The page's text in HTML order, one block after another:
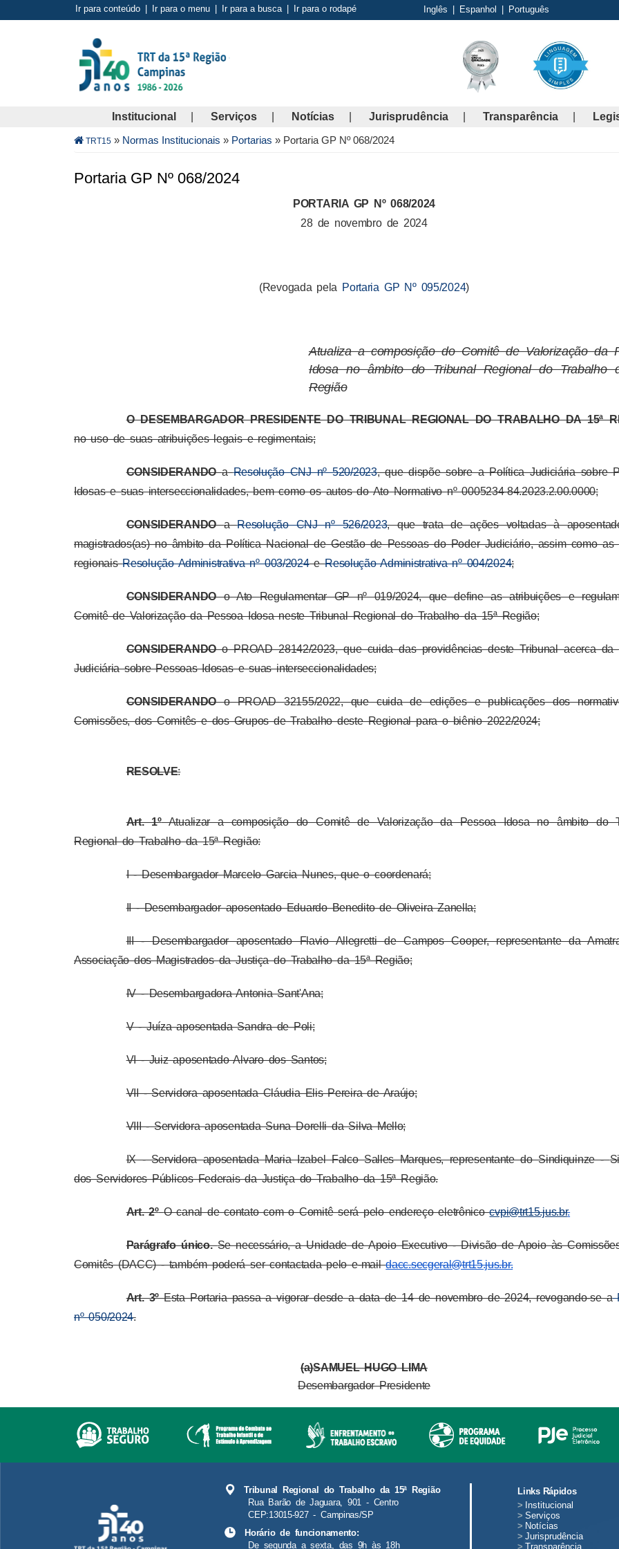
Ir para conteúdo Ir para o menu Ir para a busca Ir para o rodapé Inglês Espanhol Português
Institucional Serviços Notícias Jurisprudência Transparência
Trilha
navegação
TRT15 » Normas Institucionais » Portarias » Portaria GP Nº 068/2024
Portaria GP Nº 068/2024
PORTARIA GP Nº 068/2024
28 de novembro de 2024
(Revogada pela Portaria GP Nº 095/2024)
Atualiza a composição doComitê de Valorização da
Idosa no âmbito do Tribunal Regional do Trabalho
Região
O DESEMBARGADOR PRESIDENTE DO TRIBUNAL REGIONAL DO TRABALHO DA 15ª
no uso de suas atribuições legais e regimentais;
CONSIDERANDOa Resolução CNJ nº 520/2023, que dispõe sobre a Política Judiciária sobre
Idosas e suas interseccionalidades, bem como os autos do Ato Normativo nº 0005234-84.2023.2.00.0000;
CONSIDERANDOaResolução CNJ nº 526/2023, que trata de ações voltadas à
magistrados(as) no âmbito da Política Nacional de Gestão de Pessoas do Poder Judiciário, assim como as
regionaisResolução Administrativa nº 003/2024eResolução Administrativa nº 004/2024;
CONSIDERANDOo Ato Regulamentar GP nº 019/2024, que define asatribuições e
Comitê de Valorização da Pessoa Idosa neste Tribunal Regional do Trabalho da 15ª Região;
CONSIDERANDOo PROAD 28142/2023, que cuida das providências deste Tribunal acerca da
Judiciária sobre Pessoas Idosas e suas interseccionalidades;
CONSIDERANDOo PROAD 32155/2022, que cuida de edições e publicações dos
Comissões, dos Comitês e dos Grupos de Trabalho deste Regional para o biênio 2022/2024;
RESOLVE:
Art. 1ºAtualizar a composição doComitê de Valorização da Pessoa Idosa no âmbito do
Regional do Trabalho da 15ª Região:
I - Desembargador Marcelo Garcia Nunes, que o coordenará;
II - Desembargador aposentado Eduardo Benedito de Oliveira Zanella;
III - Desembargador aposentado Flavio Allegretti de Campos Cooper, representante da
Associação dos Magistrados da Justiça do Trabalho da 15ª Região;
IV -Desembargadora Antonia Sant'Ana;
V - Juíza aposentada Sandra de Poli;
VI - Juiz aposentado Alvaro dos Santos;
VII - Servidora aposentada Cláudia Elis Pereira de Araújo;
VIII - Servidora aposentada Suna Dorelli da Silva Mello;
IX - Servidora aposentada Maria Izabel Falco Salles Marques, representante do Sindiquinze -
dos Servidores Públicos Federais da Justiça do Trabalho da 15ª Região.
Art. 2º O canal de contato com o Comitê será pelo endereço eletrônicocvpi@trt15.jus.br.
Parágrafo único.Se necessário, a Unidade de Apoio Executivo - Divisão de Apoio às
Comitês (DACC) - também poderá ser contactada pelo e-maildacc.secgeral@trt15.jus.br.
Art. 3ºEsta Portaria passa a vigorar desde a data de 14 de novembro de 2024, revogando-se a
nº 050/2024.
(a)SAMUEL HUGO LIMA
Desembargador Presidente
Tribunal Regional do Trabalho da 15ª Região
Rua Barão de Jaguara, 901 - Centro
CEP:13015-927 - Campinas/SP
Horário de funcionamento:
De segunda a sexta, das 9h às 18h
Links Rápidos
> Institucional
> Serviços
> Notícias
> Jurisprudência
> Transparência